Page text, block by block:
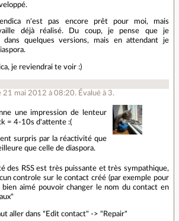
n'est pas encore prêt pour moi, mais
déjà réalisé. Du coup, je pense que je
dans quelques versions, mais en attendant je
je reviendrai te voir :)
21 mai 2012 à 08:20. Évalué à 3.
une impression de lenteur
= 4-10s d'attente :(
surpris par la réactivité que
que celle de diaspora.
des RSS est très puissante et très sympathique,
controle sur le contact créé (par exemple pour
bien aimé pouvoir changer le nom du contact en
aller dans "Edit contact" -> "Repair"